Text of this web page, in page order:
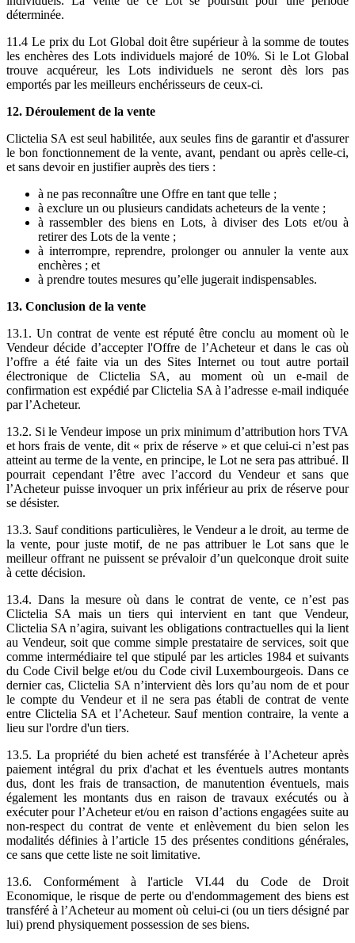
déterminée.
11.4 Le prix du Lot Global doit être supérieur à la somme de toutes
les enchères des Lots individuels majoré de 10%. Si le Lot Global
trouve acquéreur, les Lots individuels ne seront dès lors pas
emportés par les meilleurs enchérisseurs de ceux-ci.
12. Déroulement de la vente
Clictelia SA est seul habilitée, aux seules fins de garantir et d'assurer
le bon fonctionnement de la vente, avant, pendant ou après celle-ci,
et sans devoir en justifier auprès des tiers :
à ne pas reconnaître une Offre en tant que telle ;
à exclure un ou plusieurs candidats acheteurs de la vente ;
à rassembler des biens en Lots, à diviser des Lots et/ou à
retirer des Lots de la vente ;
à interrompre, reprendre, prolonger ou annuler la vente aux
enchères ; et
à prendre toutes mesures qu’elle jugerait indispensables.
13. Conclusion de la vente
13.1. Un contrat de vente est réputé être conclu au moment où le
Vendeur décide d’accepter l'Offre de l’Acheteur et dans le cas où
l’offre a été faite via un des Sites Internet ou tout autre portail
électronique de Clictelia SA, au moment où un e-mail de
confirmation est expédié par Clictelia SA à l’adresse e-mail indiquée
par l’Acheteur.
13.2. Si le Vendeur impose un prix minimum d’attribution hors TVA
et hors frais de vente, dit « prix de réserve » et que celui-ci n’est pas
atteint au terme de la vente, en principe, le Lot ne sera pas attribué. Il
pourrait cependant l’être avec l’accord du Vendeur et sans que
l’Acheteur puisse invoquer un prix inférieur au prix de réserve pour
se désister.
13.3. Sauf conditions particulières, le Vendeur a le droit, au terme de
la vente, pour juste motif, de ne pas attribuer le Lot sans que le
meilleur offrant ne puissent se prévaloir d’un quelconque droit suite
à cette décision.
13.4. Dans la mesure où dans le contrat de vente, ce n’est pas
Clictelia SA mais un tiers qui intervient en tant que Vendeur,
Clictelia SA n’agira, suivant les obligations contractuelles qui la lient
au Vendeur, soit que comme simple prestataire de services, soit que
comme intermédiaire tel que stipulé par les articles 1984 et suivants
du Code Civil belge et/ou du Code civil Luxembourgeois. Dans ce
dernier cas, Clictelia SA n’intervient dès lors qu’au nom de et pour
le compte du Vendeur et il ne sera pas établi de contrat de vente
entre Clictelia SA et l’Acheteur. Sauf mention contraire, la vente a
lieu sur l'ordre d'un tiers.
13.5. La propriété du bien acheté est transférée à l’Acheteur après
paiement intégral du prix d'achat et les éventuels autres montants
dus, dont les frais de transaction, de manutention éventuels, mais
également les montants dus en raison de travaux exécutés ou à
exécuter pour l’Acheteur et/ou en raison d’actions engagées suite au
non-respect du contrat de vente et enlèvement du bien selon les
modalités définies à l’article 15 des présentes conditions générales,
ce sans que cette liste ne soit limitative.
13.6. Conformément à l'article VI.44 du Code de Droit
Economique, le risque de perte ou d'endommagement des biens est
transféré à l’Acheteur au moment où celui-ci (ou un tiers désigné par
lui) prend physiquement possession de ses biens.